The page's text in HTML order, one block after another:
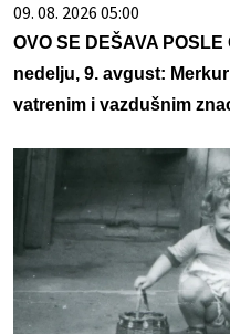
09. 08. 2026 05:00
OVO SE DEŠAVA
nedelju, 9. avgust:
vatrenim i vazdušnim